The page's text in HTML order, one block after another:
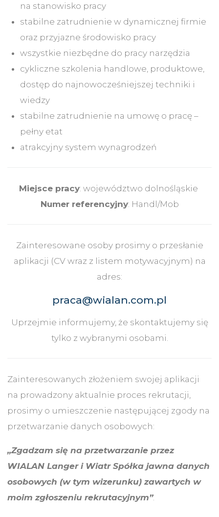
na stanowisko pracy
stabilne zatrudnienie w dynamicznej firmie
oraz przyjazne środowisko pracy
wszystkie niezbędne do pracy narzędzia
cykliczne szkolenia handlowe, produktowe,
dostęp do najnowocześniejszej techniki i
wiedzy
stabilne zatrudnienie na umowę o pracę –
pełny etat
atrakcyjny system wynagrodzeń
Miejsce pracy: województwo dolnośląskie
Numer referencyjny: Handl/Mob
Zainteresowane osoby prosimy o przesłanie
aplikacji (CV wraz z listem motywacyjnym) na
adres:
praca@wialan.com.pl
Uprzejmie informujemy, że skontaktujemy się
tylko z wybranymi osobami.
Zainteresowanych złożeniem swojej aplikacji
na prowadzony aktualnie proces rekrutacji,
prosimy o umieszczenie następującej zgody na
przetwarzanie danych osobowych:
„Zgadzam się na przetwarzanie przez
WIALAN Langer i Wiatr Spółka jawna danych
osobowych (w tym wizerunku) zawartych w
moim zgłoszeniu rekrutacyjnym”.